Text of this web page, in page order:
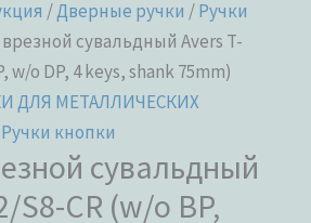
/Дверные ручки /Ручки
сувальдный Avers T-
w/o DP, 4 keys, shank 75mm)
ДЛЯ МЕТАЛЛИЧЕСКИХ
Ручки кнопки
сувальдный
S8-CR (w/o BP,